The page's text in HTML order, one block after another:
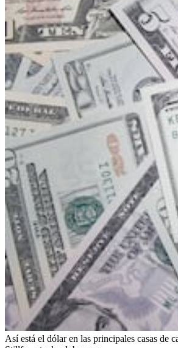
Así está el dólar en las principales casas de